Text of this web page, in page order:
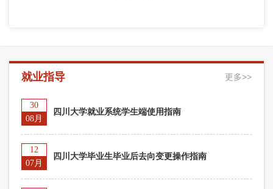
就业指导 更多>>
30
08月
四川大学就业系统学生端使用指南
12
07月
四川大学毕业生毕业后去向变更操作指南